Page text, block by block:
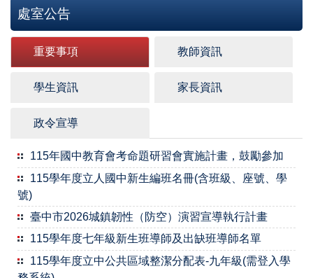
處室公告
重要事項 教師資訊
學生資訊 家長資訊
政令宣導
115年國中教育會考命題研習會實施計畫，鼓勵參加
115學年度立人國中新生編班名冊(含班級、座號、學
號)
臺中市2026城鎮韌性（防空）演習宣導執行計畫
115學年度七年級新生班導師及出缺班導師名單
115學年度立中公共區域整潔分配表-九年級(需登入學